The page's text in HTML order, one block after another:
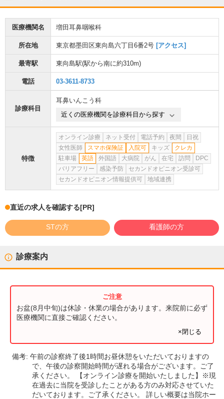
医療機関名 増田耳鼻咽喉科
所在地 東京都墨田区東向島六丁目6番2号 [アクセス]
最寄駅 東向島駅(駅から南に約310m)
電話 03-3611-8733
診療科目
耳鼻いんこう科
近くの医療機関を診療科目から探す
特徴
オンライン診療 ネット受付 電話予約 夜間
日祝
女性医師
スマホ保険証 入院可 キッズ
クレカ
駐車場
英語 外国語 大病院 がん 在宅 訪問
DPC
バリアフリー
感染予防
セカンドオピニオン受診可
セカンドオピニオン情報提供可
地域連携
直近の求人を確認する[PR]
STの方 看護師の方
診療案内
お盆(8月中旬)は休診・休業の場合があります。来院前に必ず
医療機関に直接ご確認ください。
×閉じる
備考:午前の診察終了後1時間お昼休憩をいただいておりますの
で、午後の診察開始時間が遅れる場合がございます。ご了
承ください。 【オンライン診療を開始いたしました】※現
在過去に当院を受診したことがある方のみ対応させていた
だいております。ご了承ください。 詳しい概要は当院ホー